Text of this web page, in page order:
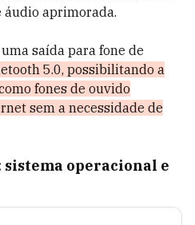
aprimorada.
saída para fone de
5.0, possibilitando a
fones de ouvido
sem a necessidade de
sistema operacional e